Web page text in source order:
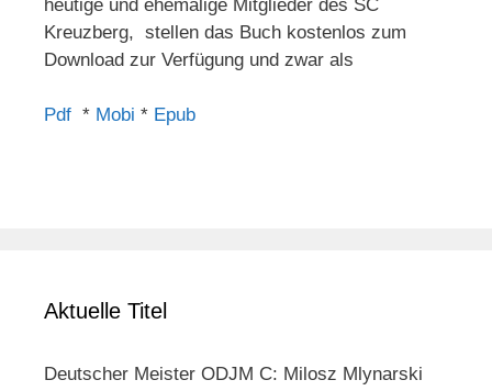
heutige und ehemalige Mitglieder des SC
Kreuzberg, stellen das Buch kostenlos zum
Download zur Verfügung und zwar als
Pdf * Mobi * Epub
Aktuelle Titel
Deutscher Meister ODJM C: Milosz Mlynarski